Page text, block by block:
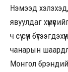
Нэмээд
явуулдаг
ч сүү сүүн
чанарын
Монгол брэндийн